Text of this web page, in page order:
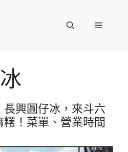
選
長興圓仔冰，來斗六
！菜單、營業時間